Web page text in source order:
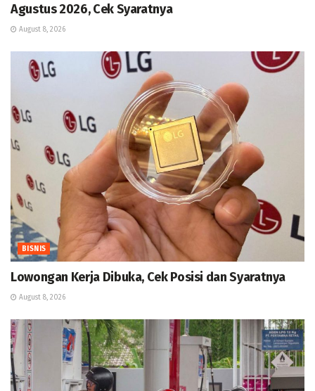
Agustus 2026, Cek Syaratnya
August 8, 2026
BISNIS
Lowongan Kerja Dibuka, Cek Posisi dan Syaratnya
August 8, 2026